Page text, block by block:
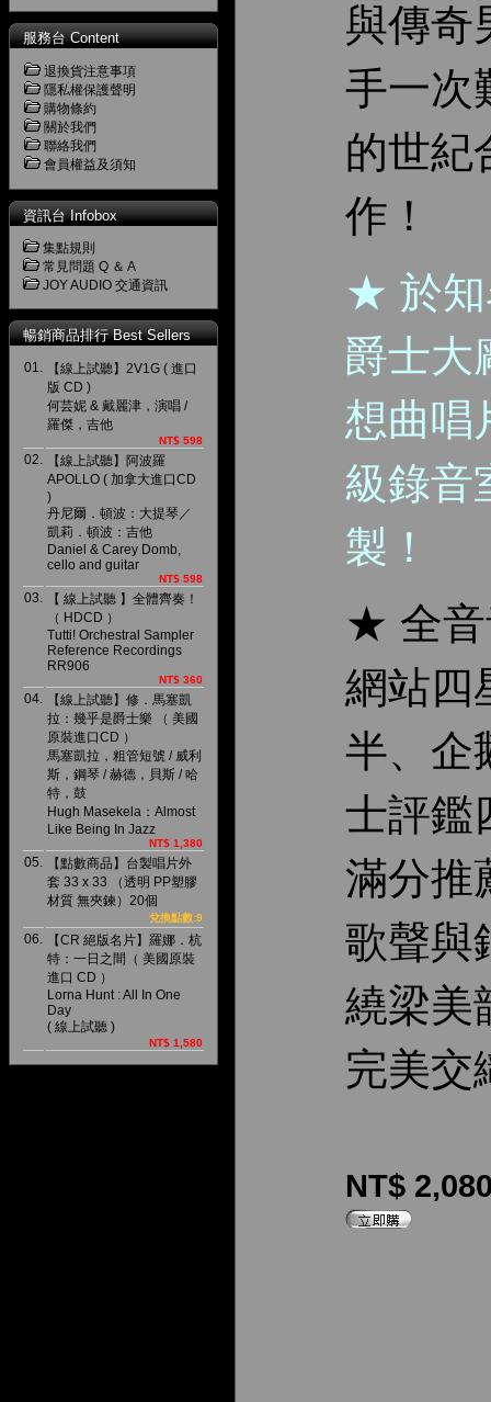
服務台 Content
退換貨注意事項
隱私權保護聲明
購物條約
關於我們
聯絡我們
會員權益及須知
資訊台 Infobox
集點規則
常見問題 Q ＆ A
JOY AUDIO 交通資訊
暢銷商品排行 Best Sellers
01.
【線上試聽】2V1G ( 進口
版 CD )
何芸妮 & 戴麗津，演唱 /
羅傑，吉他
NT$ 598
02.
【線上試聽】阿波羅
APOLLO ( 加拿大進口CD
)
丹尼爾．頓波：大提琴／
凱莉．頓波：吉他
Daniel & Carey Domb,
cello and guitar
NT$ 598
03.
【 線上試聽 】全體齊奏！
（ HDCD ）
Tutti! Orchestral Sampler
Reference Recordings
RR906
NT$ 360
04.
【線上試聽】修．馬塞凱
拉：幾乎是爵士樂 （ 美國
原裝進口CD ）
馬塞凱拉，粗管短號 / 威利
斯，鋼琴 / 赫德，貝斯 / 哈
特，鼓
Hugh Masekela：Almost
Like Being In Jazz
NT$ 1,380
05.
【點數商品】台製唱片外
套 33 x 33 （透明 PP塑膠
材質 無夾鍊）20個
兌換點數:9
06.
【CR 絕版名片】羅娜．杭
特：一日之間（ 美國原裝
進口 CD ）
Lorna Hunt : All In One
Day
( 線上試聽 )
NT$ 1,580
與傳奇
手一次
的世紀
作！
★ 於知
爵士大
想曲唱
級錄音
製！
★ 全音
網站四
半、企
士評鑑
滿分推
歌聲與
繞梁美
完美交
NT$